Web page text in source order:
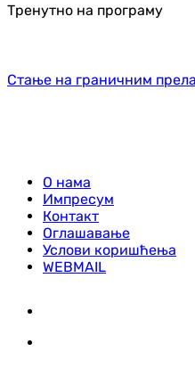
Тренутно на програму
Стање на граничним
О нама
Импресум
Контакт
Оглашавање
Услови коришћења
WEBMAIL